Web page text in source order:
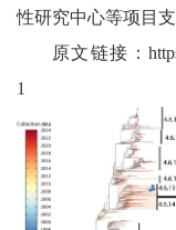
性研究中心等项目支
原文链接：
1